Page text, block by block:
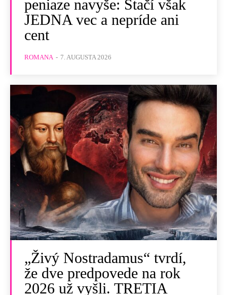
peniaze navyše: Stačí však
JEDNA vec a nepríde ani
cent
ROMANA - 7. AUGUSTA 2026
„Živý Nostradamus“ tvrdí,
že dve predpovede na rok
2026 už vyšli. TRETIA